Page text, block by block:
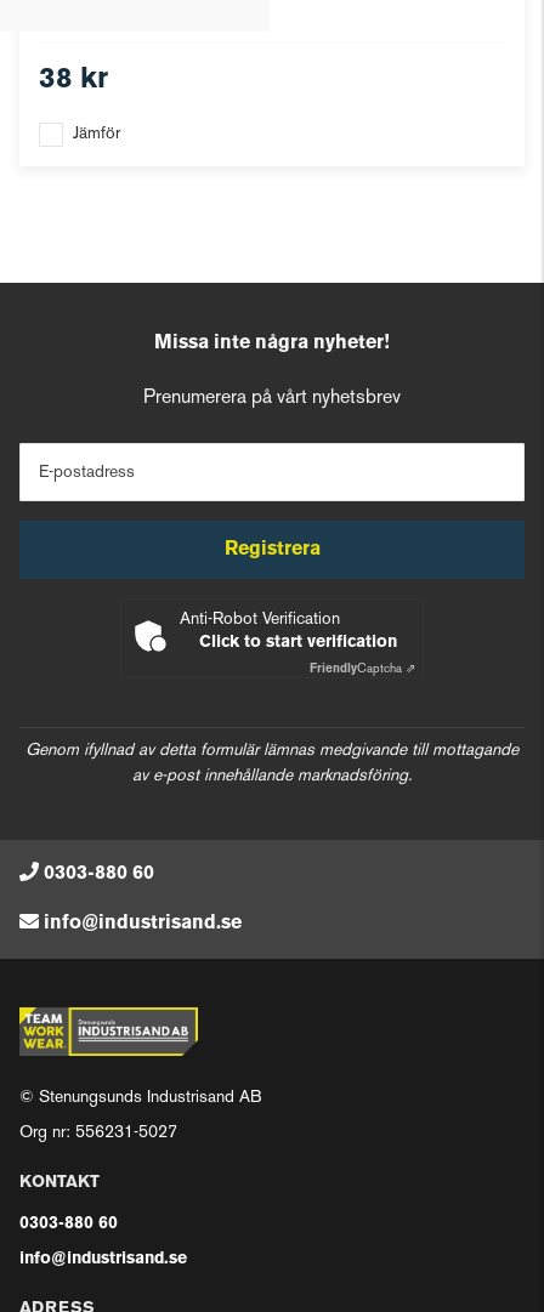
38 kr
Jämför
Missa inte några nyheter!
Prenumerera på vårt nyhetsbrev
E-postadress
Registrera
Anti-Robot Verification
Click to start verification
FriendlyCaptcha ⇗
Genom ifyllnad av detta formulär lämnas medgivande till mottagande
av e-post innehållande marknadsföring.
0303-880 60
info@industrisand.se
© Stenungsunds Industrisand AB
Org nr: 556231-5027
KONTAKT
0303-880 60
info@industrisand.se